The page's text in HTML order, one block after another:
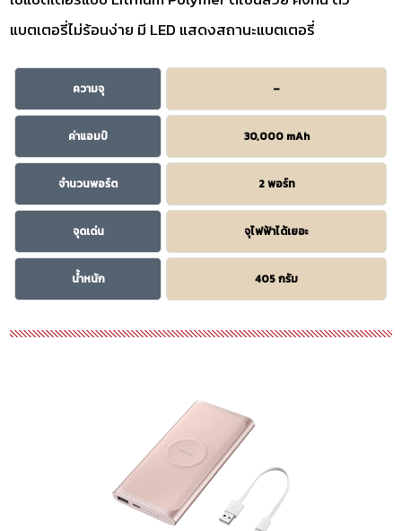
แบตเตอรี่ไม่ร้อนง่าย มี LED แสดงสถานะแบตเตอรี่
ความจุ –
ค่าแอมป์ 30,000 mAh
จำนวนพอร์ต 2 พอร์ท
จุดเด่น จุไฟฟ้าได้เยอะ
น้ำหนัก 405 กรัม